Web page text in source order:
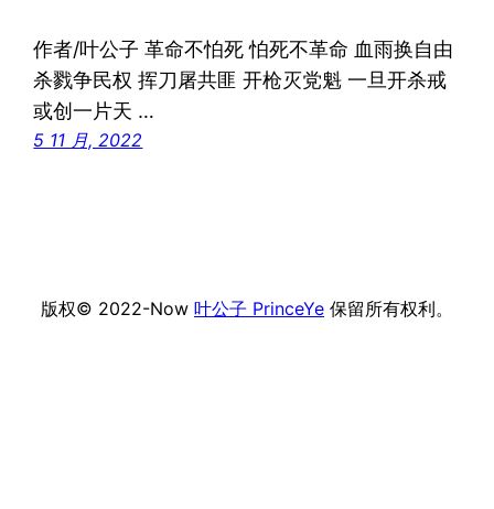
作者/叶公子 革命不怕死 怕死不革命 血雨换自由
杀戮争民权 挥刀屠共匪 开枪灭党魁 一旦开杀戒
或创一片天 …
5 11 月, 2022
版权© 2022-Now 叶公子 PrinceYe 保留所有权利。